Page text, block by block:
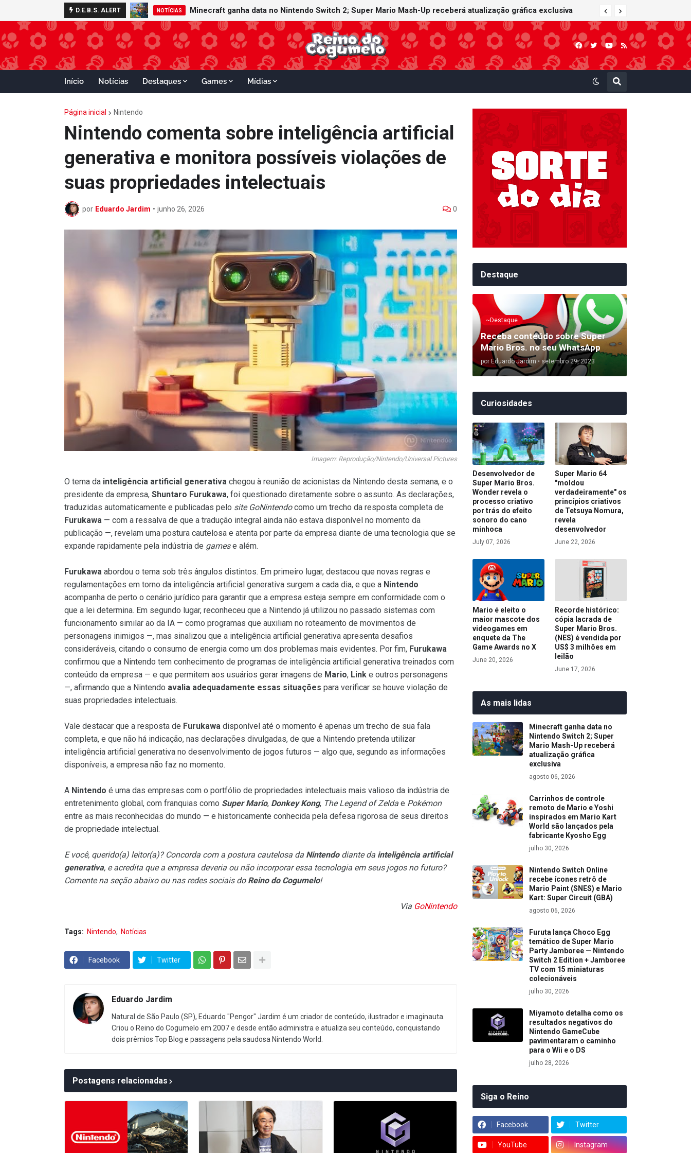
D.E.B.S. ALERT NOTÍCIAS Minecraft ganha data no Nintendo Switch 2; Super Mario Mash-Up receberá atualização gráfica exclusiva
Início Notícias Destaques Games Mídias
Página inicial Nintendo
Nintendo comenta sobre inteligência artificial
generativa e monitora possíveis violações de
suas propriedades intelectuais
por Eduardo Jardim • junho 26, 2026 0
Imagem: Reprodução/Nintendo/Universal Pictures
O tema da inteligência artificial generativa chegou à reunião de acionistas da Nintendo desta semana, e o
presidente da empresa, Shuntaro Furukawa, foi questionado diretamente sobre o assunto. As declarações,
traduzidas automaticamente e publicadas pelo site GoNintendocomo um trecho da resposta completa de
Furukawa — com a ressalva de que a tradução integral ainda não estava disponível no momento da
publicação —, revelam uma postura cautelosa e atenta por parte da empresa diante de uma tecnologia que se
expande rapidamente pela indústria de gamese além.
Furukawa abordou o tema sob três ângulos distintos. Em primeiro lugar, destacou que novas regras e
regulamentações em torno da inteligência artificial generativa surgem a cada dia, e que a Nintendo
acompanha de perto o cenário jurídico para garantir que a empresa esteja sempre em conformidade com o
que a lei determina. Em segundo lugar, reconheceu que a Nintendo já utilizou no passado sistemas com
funcionamento similar ao da IA — como programas que auxiliam no roteamento de movimentos de
personagens inimigos —, mas sinalizou que a inteligência artificial generativa apresenta desafios
consideráveis, citando o consumo de energia como um dos problemas mais evidentes. Por fim, Furukawa
confirmou que a Nintendo tem conhecimento de programas de inteligência artificial generativa treinados com
conteúdo da empresa — e que permitem aos usuários gerar imagens de Mario, Link e outros personagens
—, afirmando que a Nintendo avalia adequadamente essas situações para verificar se houve violação de
suas propriedades intelectuais.
Vale destacar que a resposta de Furukawa disponível até o momento é apenas um trecho de sua fala
completa, e que não há indicação, nas declarações divulgadas, de que a Nintendo pretenda utilizar
inteligência artificial generativa no desenvolvimento de jogos futuros — algo que, segundo as informações
disponíveis, a empresa não faz no momento.
A Nintendo é uma das empresas com o portfólio de propriedades intelectuais mais valioso da indústria de
entretenimento global, com franquias como Super Mario, Donkey Kong, The Legend of Zelda e Pokémon
entre as mais reconhecidas do mundo — e historicamente conhecida pela defesa rigorosa de seus direitos
de propriedade intelectual.
E você, querido(a) leitor(a)? Concorda com a postura cautelosa da Nintendodiante da inteligência artificial
generativa, e acredita que a empresa deveria ou não incorporar essa tecnologia em seus jogos no futuro?
Comente na seção abaixo ou nas redes sociais do Reino do Cogumelo!
Via GoNintendo
Tags: Nintendo Notícias
Facebook Twitter
Eduardo Jardim
Natural de São Paulo (SP), Eduardo "Pengor" Jardim é um criador de conteúdo, ilustrador e imaginauta.
Criou o Reino do Cogumelo em 2007 e desde então administra e atualiza seu conteúdo, conquistando
dois prêmios Top Blog e passagens pela saudosa Nintendo World.
Postagens relacionadas
Destaque
~Destaque
Receba conteúdo sobre Super
Mario Bros. no seu WhatsApp
por Eduardo Jardim • setembro 29, 2023
Curiosidades
Desenvolvedor de
Super Mario Bros.
Wonder revela o
processo criativo
por trás do efeito
sonoro do cano
minhoca
July 07, 2026
Super Mario 64
"moldou
verdadeiramente" os
princípios criativos
de Tetsuya Nomura,
revela
desenvolvedor
June 22, 2026
Mario é eleito o
maior mascote dos
videogames em
enquete da The
Game Awards no X
June 20, 2026
Recorde histórico:
cópia lacrada de
Super Mario Bros.
(NES) é vendida por
US$ 3 milhões em
leilão
June 17, 2026
As mais lidas
Minecraft ganha data no
Nintendo Switch 2; Super
Mario Mash-Up receberá
atualização gráfica
exclusiva
agosto 06, 2026
Carrinhos de controle
remoto de Mario e Yoshi
inspirados em Mario Kart
World são lançados pela
fabricante Kyosho Egg
julho 30, 2026
Nintendo Switch Online
recebe ícones retrô de
Mario Paint (SNES) e Mario
Kart: Super Circuit (GBA)
agosto 06, 2026
Furuta lança Choco Egg
temático de Super Mario
Party Jamboree — Nintendo
Switch 2 Edition + Jamboree
TV com 15 miniaturas
colecionáveis
julho 30, 2026
Miyamoto detalha como os
resultados negativos do
Nintendo GameCube
pavimentaram o caminho
para o Wii e o DS
julho 28, 2026
Siga o Reino
Facebook Twitter
YouTube Instagram